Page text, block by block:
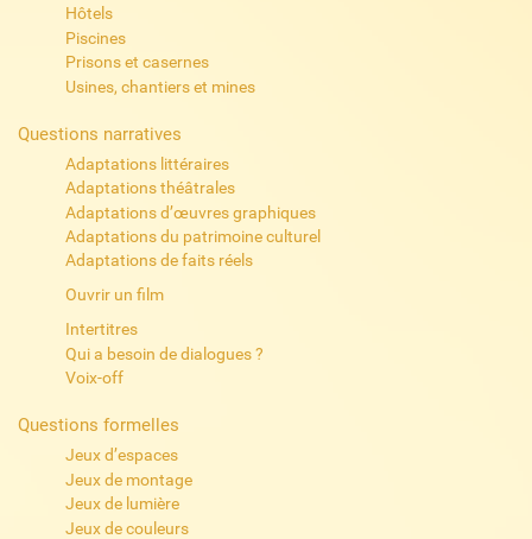
Hôtels
Piscines
Prisons et casernes
Usines, chantiers et mines
Questions narratives
Adaptations littéraires
Adaptations théâtrales
Adaptations d’œuvres graphiques
Adaptations du patrimoine culturel
Adaptations de faits réels
Ouvrir un film
Intertitres
Qui a besoin de dialogues ?
Voix-off
Questions formelles
Jeux d’espaces
Jeux de montage
Jeux de lumière
Jeux de couleurs